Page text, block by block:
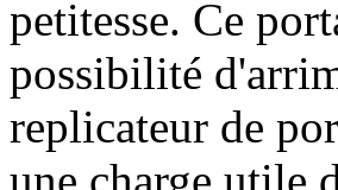
petitesse. Ce
possibilité
replicateur de
une charge utile